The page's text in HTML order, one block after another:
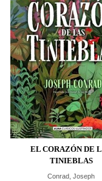
EL CORAZÓN DE
TINIEBLAS
Conrad, Joseph